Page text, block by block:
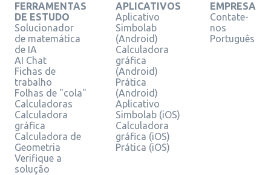
FERRAMENTAS
DE ESTUDO
Solucionador
de matemática
de IA
AI Chat
Fichas de
trabalho
Folhas de "cola"
Calculadoras
Calculadora
gráfica
Calculadora de
Geometria
Verifique a
solução
APLICATIVOS
Aplicativo
Simbolab
(Android)
Calculadora
gráfica
(Android)
Prática
(Android)
Aplicativo
Simbolab (iOS)
Calculadora
gráfica (iOS)
Prática (iOS)
EMPRESA
Contate-
nos
Português